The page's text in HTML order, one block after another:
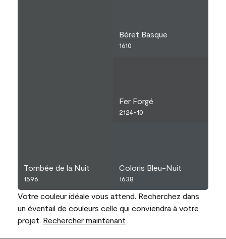
Tombée de la Nuit
1596
Béret Basque
1610
Fer Forgé
2124-10
Coloris Bleu-Nuit
1638
Votre couleur idéale vous attend. Recherchez dans
un éventail de couleurs celle qui conviendra à votre
projet. Rechercher maintenant